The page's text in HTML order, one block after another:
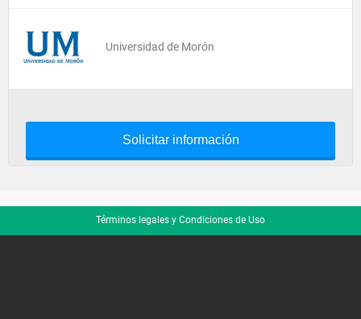
Universidad de Morón
Solicitar información
Términos legales y Condiciones de Uso